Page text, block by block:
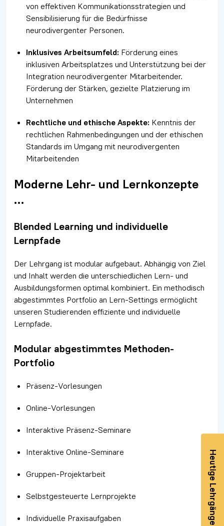
von effektiven Kommunikationsstrategien und
Sensibilisierung für die Bedürfnisse
neurodivergenter Personen.
Inklusives Arbeitsumfeld: Förderung eines
inklusiven Arbeitsplatzes und Unterstützung bei der
Integration neurodivergenter Mitarbeitender.
Förderung der Stärken, gezielte Platzierung im
Unternehmen
Rechtliche und ethische Aspekte: Kenntnis der
rechtlichen Rahmenbedingungen und der ethischen
Standards im Umgang mit neurodivergenten
Mitarbeitenden
Moderne Lehr- und Lernkonzepte
…
Blended Learning und individuelle
Lernpfade
Der Lehrgang ist modular aufgebaut. Abhängig von Ziel
und Inhalt werden die unterschiedlichen Lern- und
Ausbildungsformen optimal kombiniert. Ein methodisch
abgestimmtes Portfolio an Lern-Settings ermöglicht
unseren Studierenden effiziente und individuelle
Lernpfade.
Modular abgestimmtes Methoden-
Portfolio
Präsenz-Vorlesungen
Online-Vorlesungen
Interaktive Präsenz-Seminare
Interaktive Online-Seminare
Gruppen-Projektarbeit
Selbstgesteuerte Lernprojekte
Individuelle Praxisaufgaben Heutige Lehrgänge